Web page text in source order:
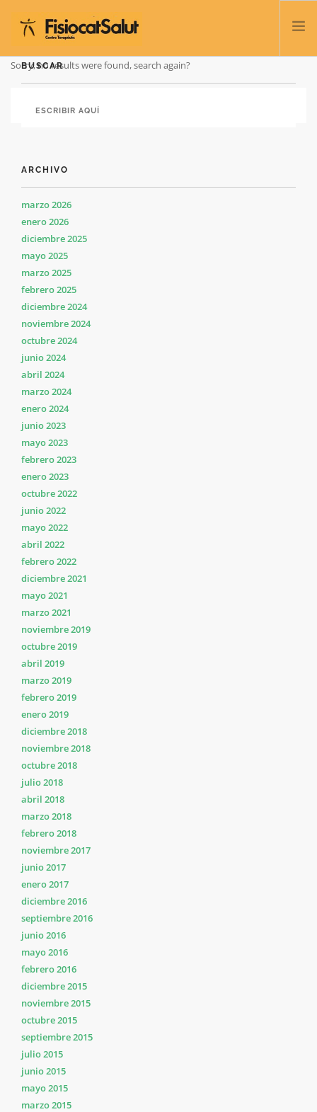
BLOG
Sorry, no results were found, search again?
BUSCAR
ARCHIVO
marzo 2026
enero 2026
diciembre 2025
mayo 2025
marzo 2025
febrero 2025
diciembre 2024
noviembre 2024
octubre 2024
junio 2024
abril 2024
marzo 2024
enero 2024
junio 2023
mayo 2023
febrero 2023
enero 2023
octubre 2022
junio 2022
mayo 2022
abril 2022
febrero 2022
diciembre 2021
mayo 2021
marzo 2021
noviembre 2019
octubre 2019
abril 2019
marzo 2019
febrero 2019
enero 2019
diciembre 2018
noviembre 2018
octubre 2018
julio 2018
abril 2018
marzo 2018
febrero 2018
noviembre 2017
junio 2017
enero 2017
diciembre 2016
septiembre 2016
junio 2016
mayo 2016
febrero 2016
diciembre 2015
noviembre 2015
octubre 2015
septiembre 2015
julio 2015
junio 2015
mayo 2015
marzo 2015